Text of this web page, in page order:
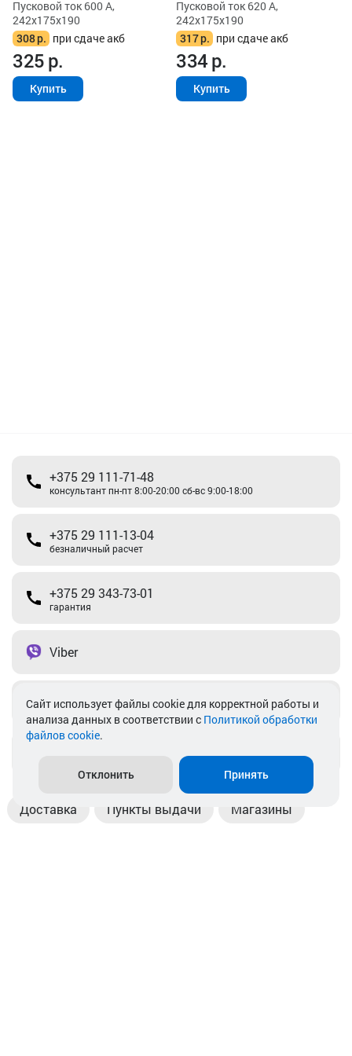
Пусковой ток 600 А,
242x175x190
308р. при сдаче акб
325р.
Купить
Пусковой ток 620 А,
242x175x190
317р. при сдаче акб
334р.
Купить
+375 29 111-71-48
консультант пн-пт 8:00-20:00 сб-вс 9:00-18:00
+375 29 111-13-04
безналичный расчет
+375 29 343-73-01
гарантия
Viber
Telegram
Доставка Пункты выдачи Магазины
Cайт использует файлы cookie для корректной работы и
анализа данных в соответствии с Политикой обработки
файлов cookie.
Отклонить Принять